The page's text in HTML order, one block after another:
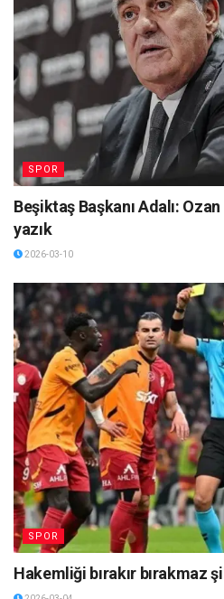
SPOR
Beşiktaş Başkanı Adalı:
yazık
2026-03-10
SPOR
Hakemliği bırakır bırakmaz